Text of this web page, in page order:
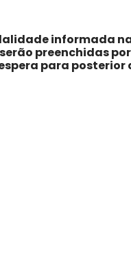
preenchidas
para